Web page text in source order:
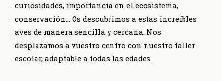
curiosidades, importancia en el ecosistema,
conservación… Os descubrimos a estas increíbles
aves de manera sencilla y cercana. Nos
desplazamos a vuestro centro con nuestro taller
escolar, adaptable a todas las edades.